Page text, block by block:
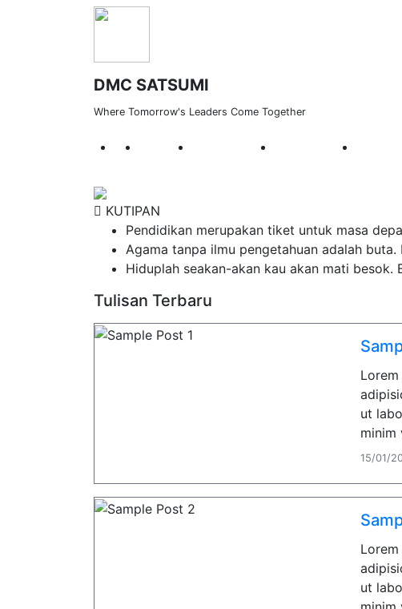
DMC SATSUMI
Where Tomorrow's Leaders Come Together
PROFIL VISI DAN MISI GALERI FOTO
KUTIPAN
Pendidikan merupakan tiket untuk masa
Agama tanpa ilmu pengetahuan adalah
Hiduplah seakan-akan kau akan mati besok.
Tulisan Terbaru
ut
minim
15/01/
ut